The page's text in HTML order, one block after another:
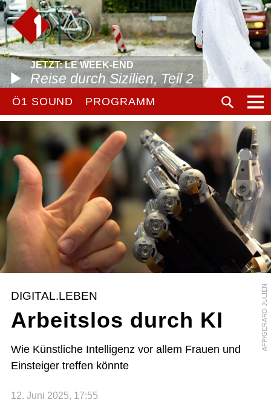
JETZT: LE WEEK-END
Reise durch Sizilien, Teil 2
Ö1 SOUND PROGRAMM
AFP/GERARD JULIEN
DIGITAL.LEBEN
Arbeitslos durch KI
Wie Künstliche Intelligenz vor allem Frauen und
Einsteiger treffen könnte
12. Juni 2025, 17:55